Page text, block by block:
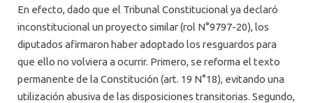
En efecto, dado que el Tribunal Constitucional ya declaró
inconstitucional un proyecto similar (rol N°9797-20), los
diputados afirmaron haber adoptado los resguardos para
que ello no volviera a ocurrir. Primero, se reforma el texto
permanente de la Constitución (art. 19 N°18), evitando una
utilización abusiva de las disposiciones transitorias. Segundo,